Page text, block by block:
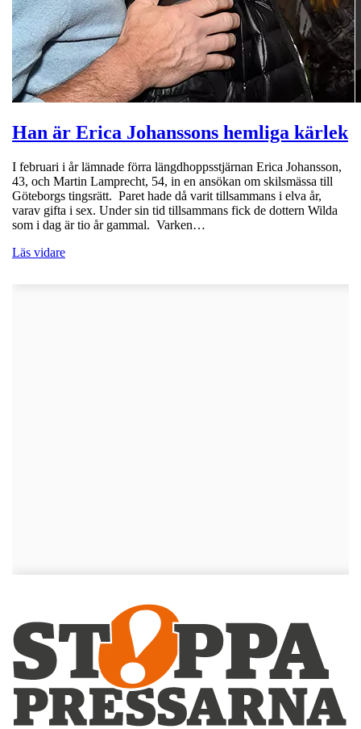
Han är Erica Johanssons hemliga kärlek
I februari i år lämnade förra längdhoppsstjärnan Erica Johansson,
43, och Martin Lamprecht, 54, in en ansökan om skilsmässa till
Göteborgs tingsrätt. Paret hade då varit tillsammans i elva år,
varav gifta i sex. Under sin tid tillsammans fick de dottern Wilda
som i dag är tio år gammal. Varken…
Läs vidare